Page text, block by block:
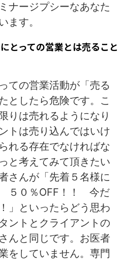
ナージプシーなあなた
ます。
とっての営業とは売ること
ての営業活動が「売る
としたら危険です。こ
りは売れるようになり
トは売り込んではいけ
れる存在でなければな
と考えてみて頂きたい
さんが「先着５名様に
５０％OFF！！ 今だ
」といったらどう思わ
ントとクライアントの
んと同じです。お医者
をしていません。専門